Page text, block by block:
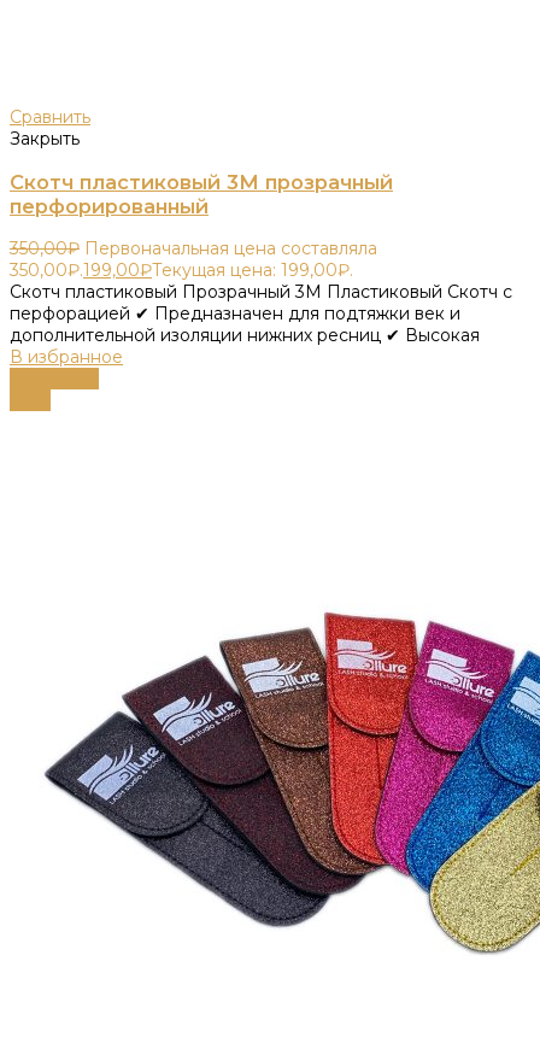
Сравнить
Закрыть
Скотч пластиковый 3М прозрачный
перфорированный
350,00₽ Первоначальная цена составляла
350,00₽.199,00₽Текущая цена: 199,00₽.
Скотч пластиковый Прозрачный 3М Пластиковый Скотч с
перфорацией ✔ Предназначен для подтяжки век и
дополнительной изоляции нижних ресниц ✔ Высокая
В избранное